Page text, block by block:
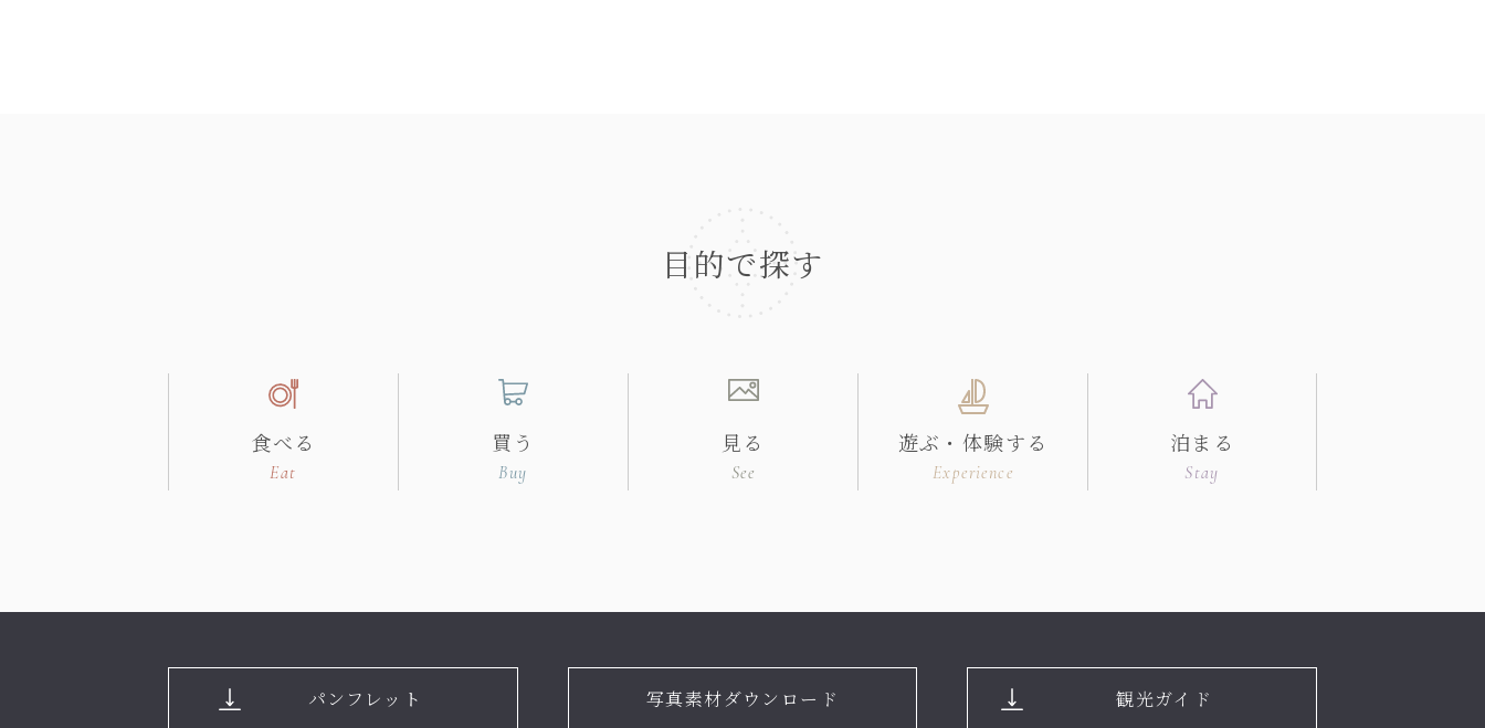
目的で探す
食べる
Eat
買う
Buy
見る
See
遊ぶ・体験する
Experience
泊まる
Stay
パンフレット 写真素材ダウンロード 観光ガイド